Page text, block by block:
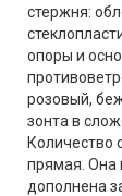
стержня:
опоры и
розовый,
зонта в
Количество
прямая. Она
дополнена